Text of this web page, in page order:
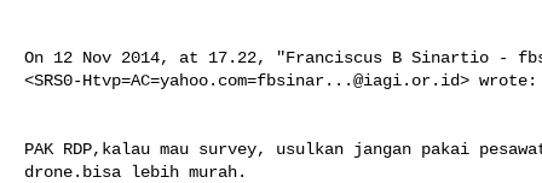
On 12 Nov 2014, at 17.22, "Franciscus B Sinartio -
<SRS0-Htvp=AC=yahoo.com=fbsinar...@iagi.or.id> wrote:
PAK RDP,kalau mau survey, usulkan jangan pakai
drone.bisa lebih murah.